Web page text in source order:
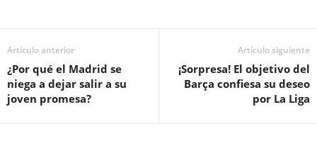
Artículo anterior
¿Por qué el Madrid se
niega a dejar salir a su
joven promesa?
Artículo siguiente
¡Sorpresa! El objetivo del
Barça confiesa su deseo
por La Liga